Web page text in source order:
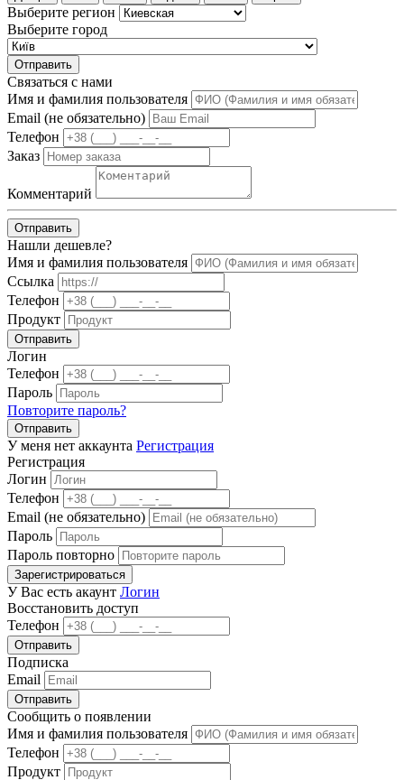
Выберите регион
Выберите город
Отправить
Связаться с нами
Имя и фамилия пользователя
Email (не обязательно)
Телефон
Заказ
Комментарий
Отправить
Нашли дешевле?
Имя и фамилия пользователя
Ссылка
Телефон
Продукт
Отправить
Логин
Телефон
Пароль
Повторите пароль?
Отправить
У меня нет аккаунта Регистрация
Регистрация
Логин
Телефон
Email (не обязательно)
Пароль
Пароль повторно
Зарегистрироваться
У Вас есть акаунт Логин
Восстановить доступ
Телефон
Отправить
Подписка
Email
Отправить
Сообщить о появлении
Имя и фамилия пользователя
Телефон
Продукт